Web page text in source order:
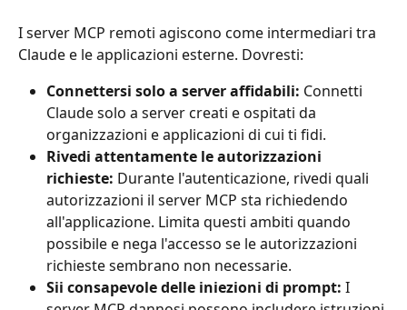
I server MCP remoti agiscono come intermediari tra
Claude e le applicazioni esterne. Dovresti:
Connettersi solo a server affidabili: Connetti
Claude solo a server creati e ospitati da
organizzazioni e applicazioni di cui ti fidi.
Rivedi attentamente le autorizzazioni
richieste: Durante l'autenticazione, rivedi quali
autorizzazioni il server MCP sta richiedendo
all'applicazione. Limita questi ambiti quando
possibile e nega l'accesso se le autorizzazioni
richieste sembrano non necessarie.
Sii consapevole delle iniezioni di prompt: I